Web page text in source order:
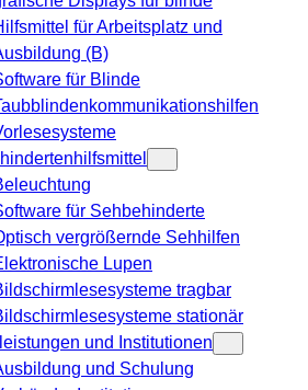
für Arbeitsplatz und
(B)
für Blinde
für Sehbehinderte
vergrößernde Sehhilfen
Lupen
tragbar
stationär
und Institutionen
und Schulung